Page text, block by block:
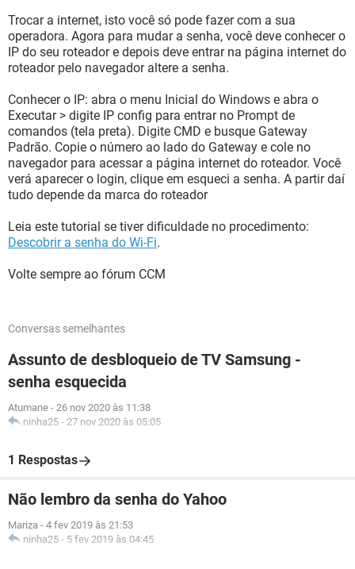
Trocar a internet, isto você só pode fazer com a sua
operadora. Agora para mudar a senha, você deve conhecer o
IP do seu roteador e depois deve entrar na página internet do
roteador pelo navegador altere a senha.
Conhecer o IP: abra o menu Inicial do Windows e abra o
Executar > digite IP config para entrar no Prompt de
comandos (tela preta). Digite CMD e busque Gateway
Padrão. Copie o número ao lado do Gateway e cole no
navegador para acessar a página internet do roteador. Você
verá aparecer o login, clique em esqueci a senha. A partir daí
tudo depende da marca do roteador
Leia este tutorial se tiver dificuldade no procedimento:
Descobrir a senha do Wi-Fi.
Volte sempre ao fórum CCM
Conversas semelhantes
Assunto de desbloqueio de TV Samsung -
senha esquecida
Atumane - 26 nov 2020 às 11:38
ninha25 - 27 nov 2020 às 05:05
1 Respostas
Não lembro da senha do Yahoo
Mariza - 4 fev 2019 às 21:53
ninha25 - 5 fev 2019 às 04:45